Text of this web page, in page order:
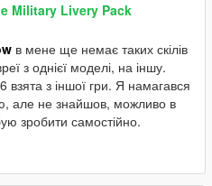
Military Livery Pack
в мене ще немає таких скілів
з однієї моделі, на іншу.
з іншої гри. Я намагався
але не знайшов, можливо в
зробити самостійно.